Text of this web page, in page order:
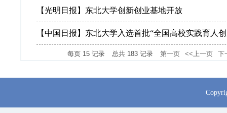
【光明日报】东北大学创新创业基地开放
【中国日报】东北大学入选首批“全国高校实践育人
每页 15 记录 总共 183 记录 第一页 <<上一页 下